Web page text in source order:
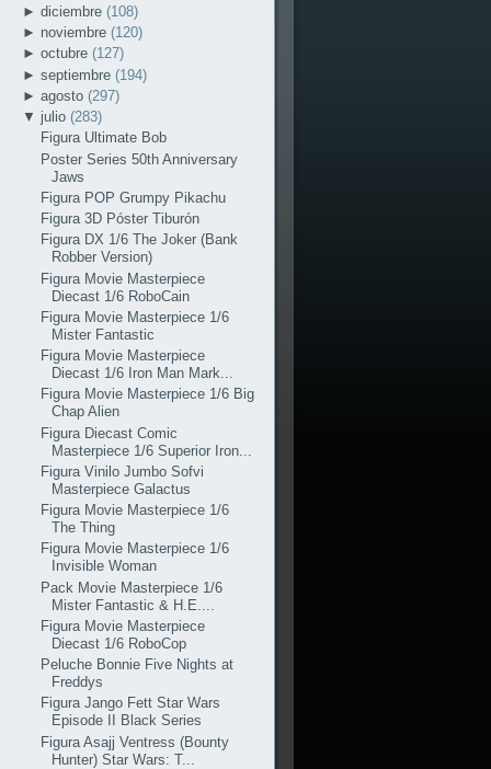
►diciembre(108)
► noviembre(120)
►octubre(127)
►septiembre(194)
►agosto(297)
▼ julio(283)
Figura Ultimate Bob
Poster Series 50th Anniversary
Jaws
Figura POP Grumpy Pikachu
Figura 3D Póster Tiburón
Figura DX 1/6 The Joker (Bank
Robber Version)
Figura Movie Masterpiece
Diecast 1/6 RoboCain
Figura Movie Masterpiece 1/6
Mister Fantastic
Figura Movie Masterpiece
Diecast 1/6 Iron Man Mark...
Figura Movie Masterpiece 1/6 Big
Chap Alien
Figura Diecast Comic
Masterpiece 1/6 Superior Iron...
Figura Vinilo Jumbo Sofvi
Masterpiece Galactus
Figura Movie Masterpiece 1/6
The Thing
Figura Movie Masterpiece 1/6
Invisible Woman
Pack Movie Masterpiece 1/6
Mister Fantastic & H.E....
Figura Movie Masterpiece
Diecast 1/6 RoboCop
Peluche Bonnie Five Nights at
Freddys
Figura Jango Fett Star Wars
Episode II Black Series
Figura Asajj Ventress (Bounty
Hunter) Star Wars: T...